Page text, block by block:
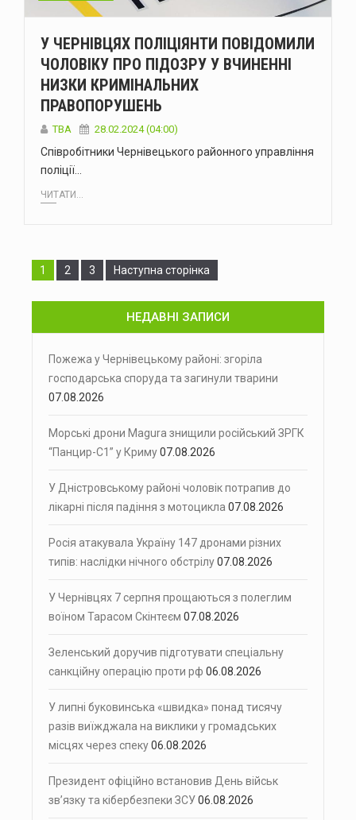
У ЧЕРНІВЦЯХ ПОЛІЦІЯНТИ ПОВІДОМИЛИ
ЧОЛОВІКУ ПРО ПІДОЗРУ У ВЧИНЕННІ
НИЗКИ КРИМІНАЛЬНИХ
ПРАВОПОРУШЕНЬ
ТВА 28.02.2024 (04:00)
Співробітники Чернівецького районного управління
поліції…
ЧИТАТИ...
Сторінка
1 Сторінка
2 Сторінка
3 Наступна сторінка
НЕДАВНІ ЗАПИСИ
Пожежа у Чернівецькому районі: згоріла
господарська споруда та загинули тварини
07.08.2026
Морські дрони Magura знищили російський ЗРГК
“Панцир-С1” у Криму07.08.2026
У Дністровському районі чоловік потрапив до
лікарні після падіння з мотоцикла 07.08.2026
Росія атакувала Україну 147 дронами різних
типів: наслідки нічного обстрілу07.08.2026
У Чернівцях 7 серпня прощаються з полеглим
воїном Тарасом Скінтеєм 07.08.2026
Зеленський доручив підготувати спеціальну
санкційну операцію проти рф 06.08.2026
У липні буковинська «швидка» понад тисячу
разів виїжджала на виклики у громадських
місцях через спеку06.08.2026
Президент офіційно встановив День військ
зв’язку та кібербезпеки ЗСУ06.08.2026